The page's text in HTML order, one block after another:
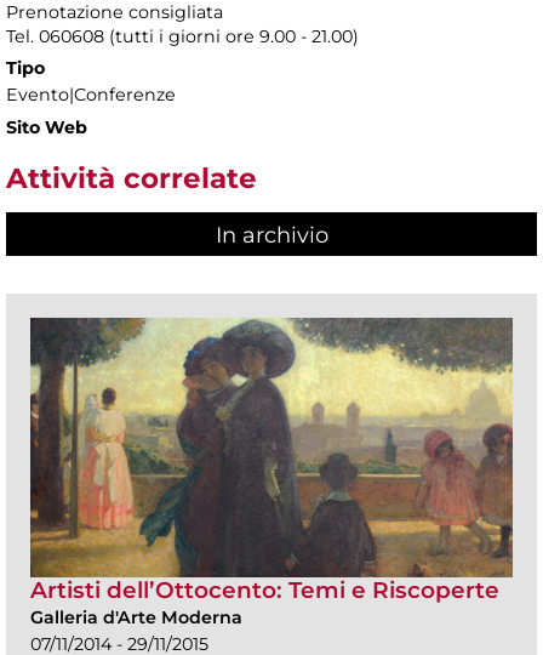
Prenotazione consigliata
Tel. 060608 (tutti i giorni ore 9.00 - 21.00)
Tipo
Evento|Conferenze
Sito Web
Attività correlate
In archivio
Artisti dell’Ottocento: Temi e Riscoperte
Galleria d'Arte Moderna
07/11/2014 - 29/11/2015